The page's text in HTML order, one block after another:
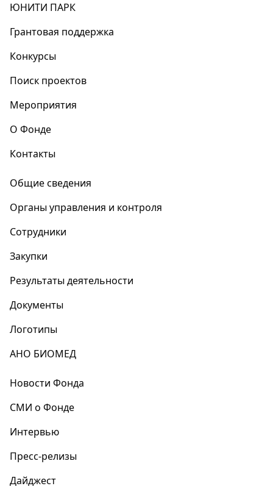
ЮНИТИ ПАРК
Грантовая поддержка
Конкурсы
Поиск проектов
Мероприятия
О Фонде
Контакты
Общие сведения
Органы управления и контроля
Сотрудники
Закупки
Результаты деятельности
Документы
Логотипы
АНО БИОМЕД
Новости Фонда
СМИ о Фонде
Интервью
Пресс-релизы
Дайджест